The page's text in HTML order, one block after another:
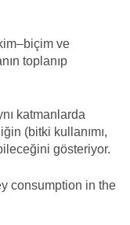
ve
toplanıp
katmanlarda
(bitki kullanımı,
gösteriyor.
consumption in the